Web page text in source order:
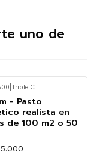
uno de
Triple C
- Pasto
realista en
de 100 m2 o 50